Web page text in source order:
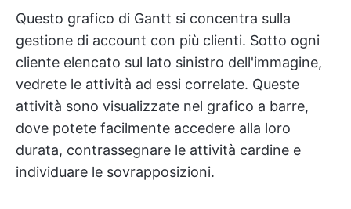
Questo grafico di Gantt si concentra sulla
gestione di account con più clienti. Sotto ogni
cliente elencato sul lato sinistro dell'immagine,
vedrete le attività ad essi correlate. Queste
attività sono visualizzate nel grafico a barre,
dove potete facilmente accedere alla loro
durata, contrassegnare le attività cardine e
individuare le sovrapposizioni.